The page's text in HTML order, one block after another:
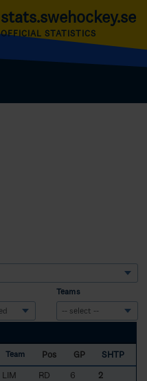
stats.swehockey.se
OFFICIAL STATISTICS
Teams
Team Pos GP
SHTP
LIM RD 6
2